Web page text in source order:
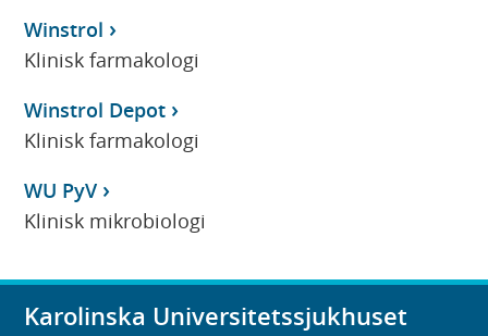
Winstrol
Klinisk farmakologi
Winstrol Depot
Klinisk farmakologi
WU PyV
Klinisk mikrobiologi
Karolinska Universitetssjukhuset